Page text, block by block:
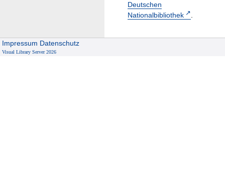
Deutschen
Nationalbibliothek
.
Impressum Datenschutz
Visual Library Server 2026